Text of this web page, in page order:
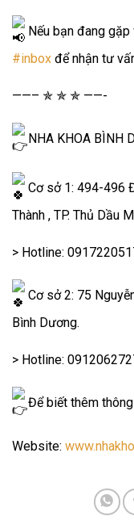
Nếu bạn đang
#inbox để nhận tư
——– ✯ ✯ ✯ ——-
NHA KHOA BÌNH
Cơ sở 1: 494-496
Thành , TP. Thủ Dầu
> Hotline:
Cơ sở 2: 75
Bình Dương.
> Hotline:
Để biết thêm
Website: